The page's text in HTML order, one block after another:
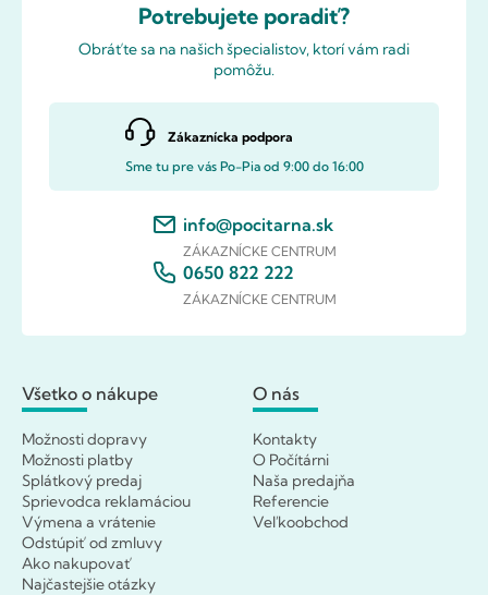
Potrebujete poradiť?
Obráťte sa na našich špecialistov, ktorí vám radi
pomôžu.
Zákaznícka podpora
Sme tu pre vás Po-Pia od 9:00 do 16:00
info@pocitarna.sk
ZÁKAZNÍCKE CENTRUM
0650 822 222
ZÁKAZNÍCKE CENTRUM
Všetko o nákupe
Možnosti dopravy
Možnosti platby
Splátkový predaj
Sprievodca reklamáciou
Výmena a vrátenie
Odstúpiť od zmluvy
Ako nakupovať
Najčastejšie otázky
O nás
Kontakty
O Počítárni
Naša predajňa
Referencie
Veľkoobchod